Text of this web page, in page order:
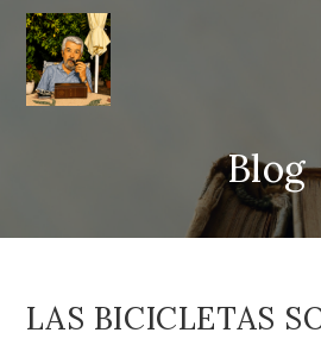
contenido
Blog
LAS BICICLETAS